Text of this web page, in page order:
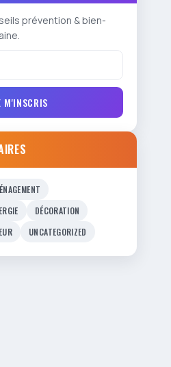
prévention & bien-
M'INSCRIS
DÉCORATION
UNCATEGORIZED